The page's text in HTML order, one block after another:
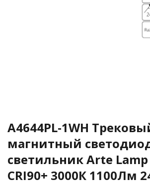
A4644PL-1WH
магнитный
светильник Arte Lamp
CRI90+ 3000К 1100Лм